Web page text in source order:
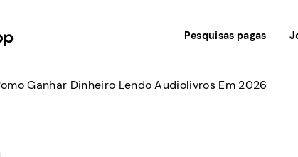
Pesquisas pagas
Ganhar Dinheiro Lendo Audiolivros Em 2026